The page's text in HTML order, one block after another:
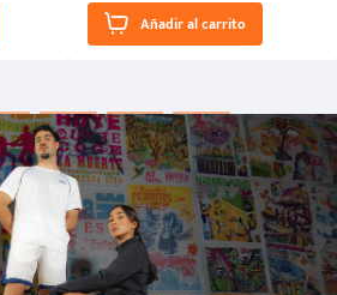
Añadir al carrito